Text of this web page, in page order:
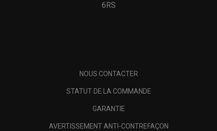
6RS
NOUS CONTACTER
STATUT DE LA COMMANDE
GARANTIE
AVERTISSEMENT ANTI-CONTREFAÇON